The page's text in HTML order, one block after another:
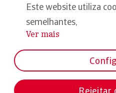
Política de cookies
Declaração de privacidade
Este website utiliza
semelhantes,
...
Ver mais
Rejeitar